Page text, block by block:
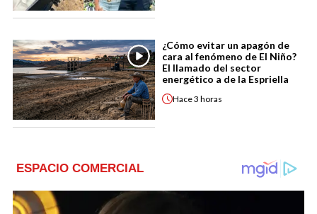
¿Cómo evitar un apagón de
cara al fenómeno de El Niño?
El llamado del sector
energético a de la Espriella
Hace3 horas